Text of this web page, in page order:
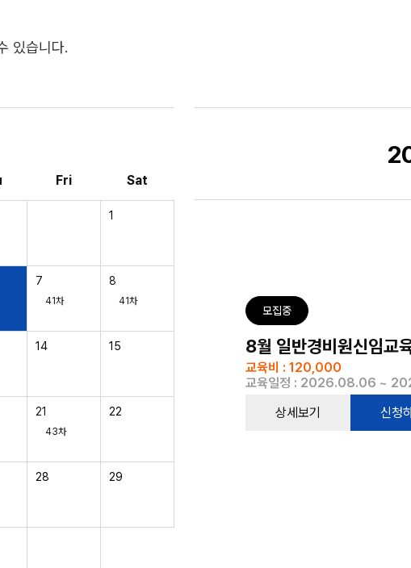
있습니다.
Fri Sat
1
7
41차
8
41차
14 15
21
43차
22
28 29
모집중
8월 일반경비원신임
교육비 : 120,000
교육일정 : 2026.08.06 ~
상세보기
신청